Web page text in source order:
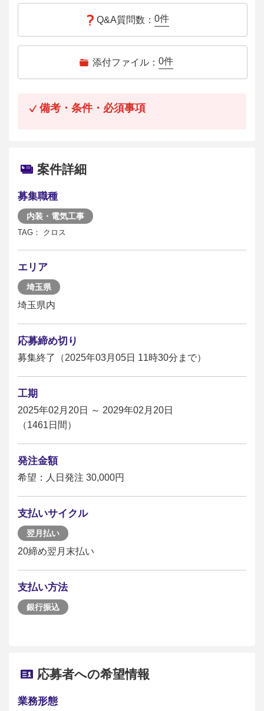
Q&A質問数： 0件
添付ファイル： 0件
備考・条件・必須事項
案件詳細
募集職種
内装・電気工事
TAG： クロス
エリア
埼玉県
埼玉県内
応募締め切り
募集終了（2025年03月05日 11時30分まで）
工期
2025年02月20日 ～ 2029年02月20日
（1461日間）
発注金額
希望：人日発注 30,000円
支払いサイクル
翌月払い
20締め翌月末払い
支払い方法
銀行振込
応募者への希望情報
業務形態